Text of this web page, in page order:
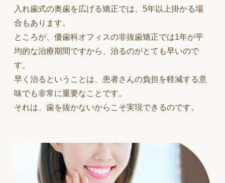
入れ歯式の奥歯を広げる矯正では、5年以上掛かる場
合もあります。
ところが、優歯科オフィスの非抜歯矯正では1年が平
均的な治療期間ですから、治るのがとても早いので
す。
早く治るということは、患者さんの負担を軽減する意
味でも非常に重要なことです。
それは、歯を抜かないからこそ実現できるのです。